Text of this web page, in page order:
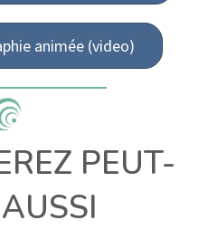
animée (video)
PEUT-